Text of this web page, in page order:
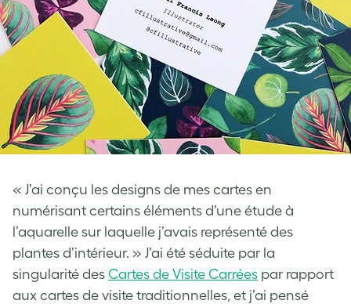
« J’ai conçu les designs de mes cartes en
numérisant certains éléments d’une étude à
l’aquarelle sur laquelle j’avais représenté des
plantes d’intérieur. » J’ai été séduite par la
singularité des Cartes de Visite Carrées par rapport
aux cartes de visite traditionnelles, et j’ai pensé